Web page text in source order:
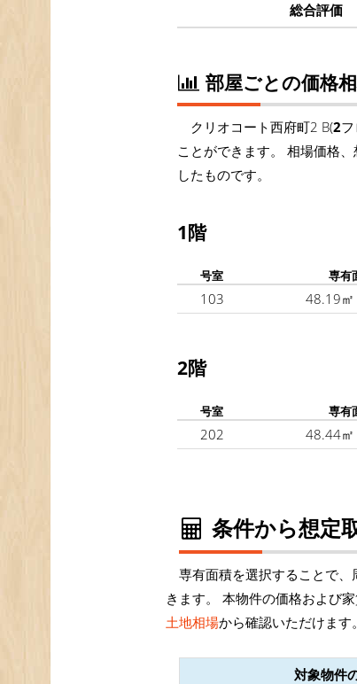
総合評価
部屋ごとの価格
クリオコート西府町2 B(2フ
ことができます。 相場価格
したものです。
1階
号室 専有
103 48.19㎡
2階
号室 専有
202 48.44㎡
条件から想定
専有面積を選択することで
きます。 本物件の価格および
土地相場から確認いただけます。
対象物件